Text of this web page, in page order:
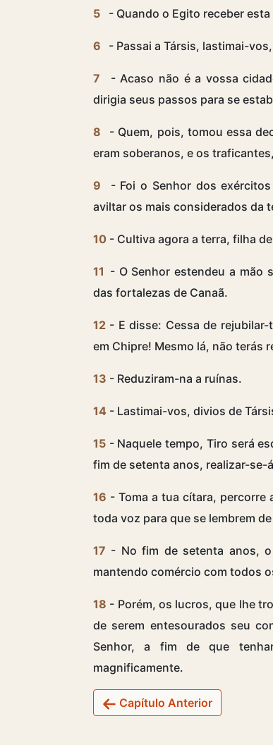
5 - Quando o Egito receber
6 - Passai a Társis, lastimai-
7
- Acaso não é a vossa
dirigia seus passos para se
8
- Quem, pois, tomou essa
eram soberanos, e os
9
- Foi o Senhor dos
aviltar os mais considerados da
10 - Cultiva agora a terra, filha
11 - O Senhor estendeu a mão
das fortalezas de Canaã.
12 - E disse: Cessa de
em Chipre! Mesmo lá, não terás
13 - Reduziram-na a ruínas.
14 - Lastimai-vos, divios de
15 - Naquele tempo, Tiro será
fim de setenta anos, realizar-se-
16 - Toma a tua cítara, percorre
toda voz para que se lembrem
17 - No fim de setenta anos, o
mantendo comércio com todos
18 - Porém, os lucros, que lhe
de serem entesourados seu
Senhor, a fim de que
magnificamente.
Capítulo Anterior